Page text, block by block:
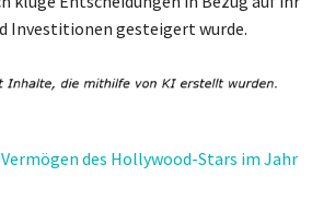
Investitionen gesteigert wurde.
Vermögen des Hollywood-Stars im Jahr